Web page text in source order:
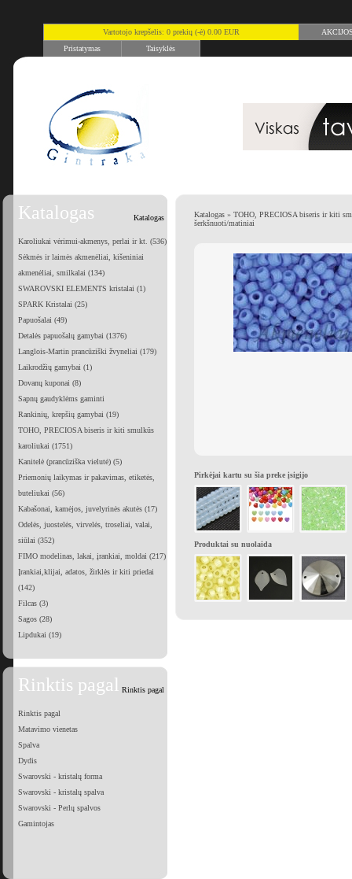
Vartotojo krepšelis: 0 prekių (-ė) 0.00 EUR
Pristatymas
Taisyklės
Katalogas Katalogas
Karoliukai vėrimui-akmenys, perlai ir kt. (536)
Sėkmės ir laimės akmenėliai, kišeniniai
akmenėliai, smilkalai (134)
SWAROVSKI ELEMENTS kristalai (1)
SPARK Kristalai (25)
Papuošalai (49)
Detalės papuošalų gamybai (1376)
Langlois-Martin prancūziški žvyneliai (179)
Laikrodžių gamybai (1)
Dovanų kuponai (8)
Sapnų gaudyklėms gaminti
Rankinių, krepšių gamybai (19)
TOHO, PRECIOSA biseris ir kiti smulkūs
karoliukai (1751)
Kanitelė (prancūziška vielutė) (5)
Priemonių laikymas ir pakavimas, etiketės,
buteliukai (56)
Kabašonai, kamėjos, juvelyrinės akutės (17)
Odelės, juostelės, virvelės, troseliai, valai,
siūlai (352)
FIMO modelinas, lakai, įrankiai, moldai (217)
Įrankiai,klijai, adatos, žirklės ir kiti priedai
(142)
Filcas (3)
Sagos (28)
Lipdukai (19)
Rinktis pagal Rinktis pagal
Rinktis pagal
Matavimo vienetas
Spalva
Dydis
Swarovski - kristalų forma
Swarovski - kristalų spalva
Swarovski - Perlų spalvos
Gamintojas
Katalogas » TOHO, PRECIOSA biseris ir kiti
šerkšnuoti/matiniai
Pirkėjai kartu su šia preke įsigijo
Produktai su nuolaida